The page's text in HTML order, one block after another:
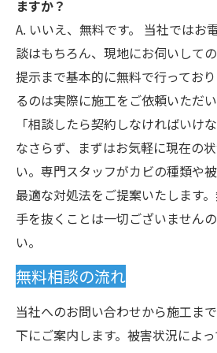
ますか？
A. いいえ、無料です。 当社ではお
談はもちろん、現地にお伺いして
提示まで基本的に無料で行ってお
るのは実際に施工をご依頼いただい
「相談したら契約しなければいけ
なさらず、まずはお気軽に現在の
い。専門スタッフがカビの種類や
最適な対処法をご提案いたします
手を抜くことは一切ございません
い。
無料相談の流れ
当社へのお問い合わせから施工ま
下にご案内します。被害状況によ